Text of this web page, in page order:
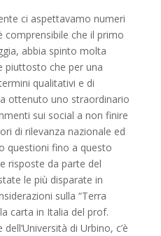
ci aspettavamo numeri
che il primo
abbia spinto molta
piuttosto che per una
qualitativi e di
ottenuto uno straordinario
sui social a non finire
di rilevanza nazionale ed
questioni fino a questo
risposte da parte del
le più disparate in
sulla “Terra
carta in Italia del prof.
di Urbino, c’è